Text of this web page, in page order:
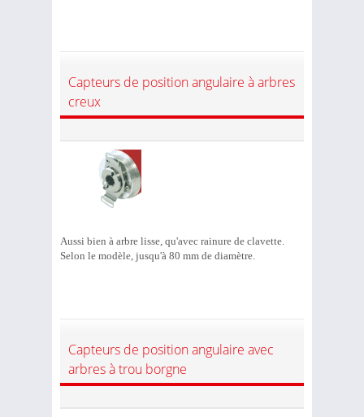
Capteurs de position angulaire à arbres
creux
Aussi bien à arbre lisse, qu'avec rainure de clavette.
Selon le modèle, jusqu'à 80 mm de diamètre.
Capteurs de position angulaire avec
arbres à trou borgne